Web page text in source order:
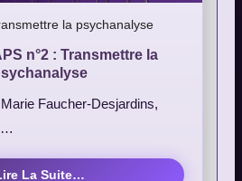
la psychanalyse
n°2 : Transmettre la
Faucher-Desjardins,
…
La Suite…